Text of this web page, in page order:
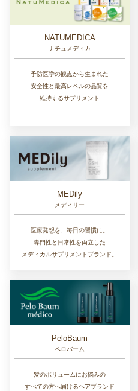
NATUMEDICA
ナチュメディカ
予防医学の観点から生まれた
安全性と最高レベルの品質を
維持するサプリメント
MEDily
メディリー
医療発想を、毎日の習慣に。
専門性と日常性を両立した
メディカルサプリメントブランド。
PeloBaum
ペロバーム
髪のボリュームにお悩みの
すべての方へ届けるヘアブランド